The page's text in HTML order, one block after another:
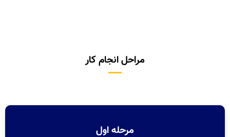
مراحل انجام کار
مرحله اول